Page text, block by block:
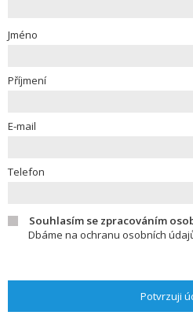
Jméno
Příjmení
E-mail
Telefon
Souhlasím se zpracováním
Dbáme na ochranu osobních